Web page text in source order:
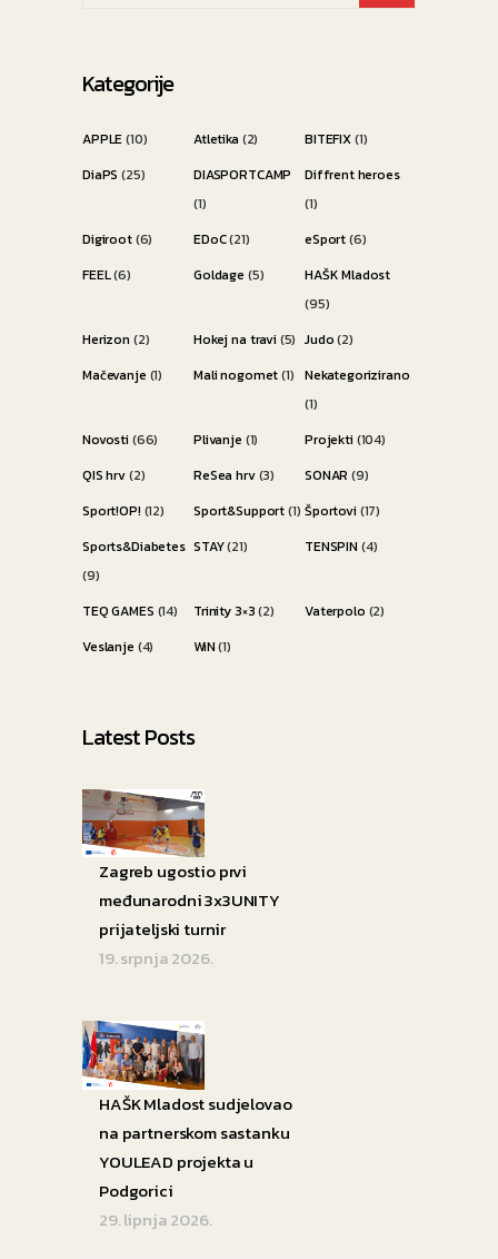
Kategorije
APPLE(10) Atletika (2) BITEFIX(1)
DiaPS (25)
DIASPORTCAMP
(1)
Diffrent heroes
(1)
Digiroot(6) EDoC(21) eSport(6)
FEEL(6) Goldage (5)
HAŠK Mladost
(95)
Herizon (2) Hokej na travi (5) Judo(2)
Mačevanje (1) Mali nogomet(1) Nekategorizirano
(1)
Novosti (66) Plivanje (1) Projekti (104)
QIS hrv(2) ReSea hrv(3) SONAR (9)
Sport!OP! (12) Sport&Support(1) Športovi (17)
Sports&Diabetes
(9)
STAY(21) TENSPIN (4)
TEQ GAMES (14) Trinity 3×3(2) Vaterpolo (2)
Veslanje (4) WiN(1)
Latest Posts
Zagreb ugostio prvi
međunarodni 3x3UNITY
prijateljski turnir
19. srpnja 2026.
HAŠK Mladost sudjelovao
na partnerskom sastanku
YOULEAD projekta u
Podgorici
29. lipnja 2026.